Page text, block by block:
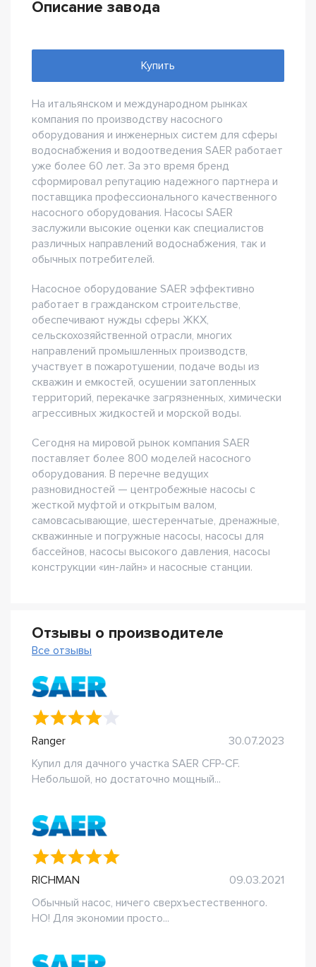
Описание завода
Купить
На итальянском и международном рынках
компания по производству насосного
оборудования и инженерных систем для сферы
водоснабжения и водоотведения SAER работает
уже более 60 лет. За это время бренд
сформировал репутацию надежного партнера и
поставщика профессионального качественного
насосного оборудования. Насосы SAER
заслужили высокие оценки как специалистов
различных направлений водоснабжения, так и
обычных потребителей.
Насосное оборудование SAER эффективно
работает в гражданском строительстве,
обеспечивают нужды сферы ЖКХ,
сельскохозяйственной отрасли, многих
направлений промышленных производств,
участвует в пожаротушении, подаче воды из
скважин и емкостей, осушении затопленных
территорий, перекачке загрязненных, химически
агрессивных жидкостей и морской воды.
Сегодня на мировой рынок компания SAER
поставляет более 800 моделей насосного
оборудования. В перечне ведущих
разновидностей — центробежные насосы с
жесткой муфтой и открытым валом,
самовсасывающие, шестеренчатые, дренажные,
скважинные и погружные насосы, насосы для
бассейнов, насосы высокого давления, насосы
конструкции «ин-лайн» и насосные станции.
Отзывы о производителе
Все отзывы
Ranger
30.07.2023
Купил для дачного участка SAER CFP-CF.
Небольшой, но достаточно мощный...
RICHMAN
09.03.2021
Обычный насос, ничего сверхъестественного.
НО! Для экономии просто...